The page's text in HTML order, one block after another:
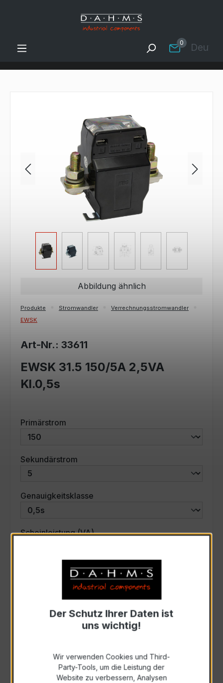
Zum Hauptinhalt springen
0
Bildergalerie überspringen
Abbildung ähnlich
Produkte Stromwandler
Verrechnungsstromwandler
EWSK
Art-Nr.: 33611
EWSK 31.5 150/5A 2,5VA
Kl.0,5s
Primärstrom
Sekundärstrom
Genauigkeitsklasse
Scheinleistung (VA)auswählen
Auswahl zurücksetzen
Zur Sammelanfrage hinzufügen
Der Schutz Ihrer Daten ist
uns wichtig!
Wir verwenden Cookies und Third-
Party-Tools, um die Leistung der
Website zu verbessern, Analysen